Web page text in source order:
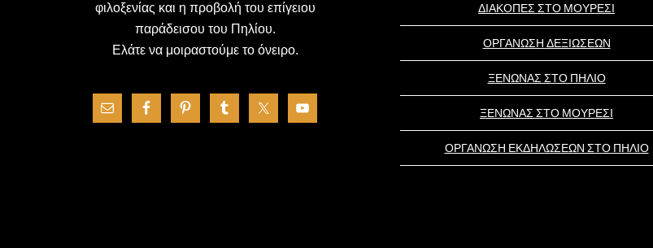
φιλοξενίας και η προβολή του επίγειου
παράδεισου του Πηλίου.
Ελάτε να μοιραστούμε το όνειρο.
ΔΙΑΚΟΠΕΣ ΣΤΟ ΜΟΥΡΕΣΙ
ΟΡΓΑΝΩΣΗ ΔΕΞΙΩΣΕΩΝ
ΞΕΝΩΝΑΣ ΣΤΟ ΠΗΛΙΟ
ΞΕΝΩΝΑΣ ΣΤΟ ΜΟΥΡΕΣΙ
ΟΡΓΑΝΩΣΗ ΕΚΔΗΛΩΣΕΩΝ ΣΤΟ ΠΗΛΙΟ